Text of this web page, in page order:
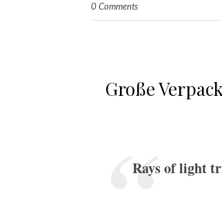
0 Comments
Große
Rays of light